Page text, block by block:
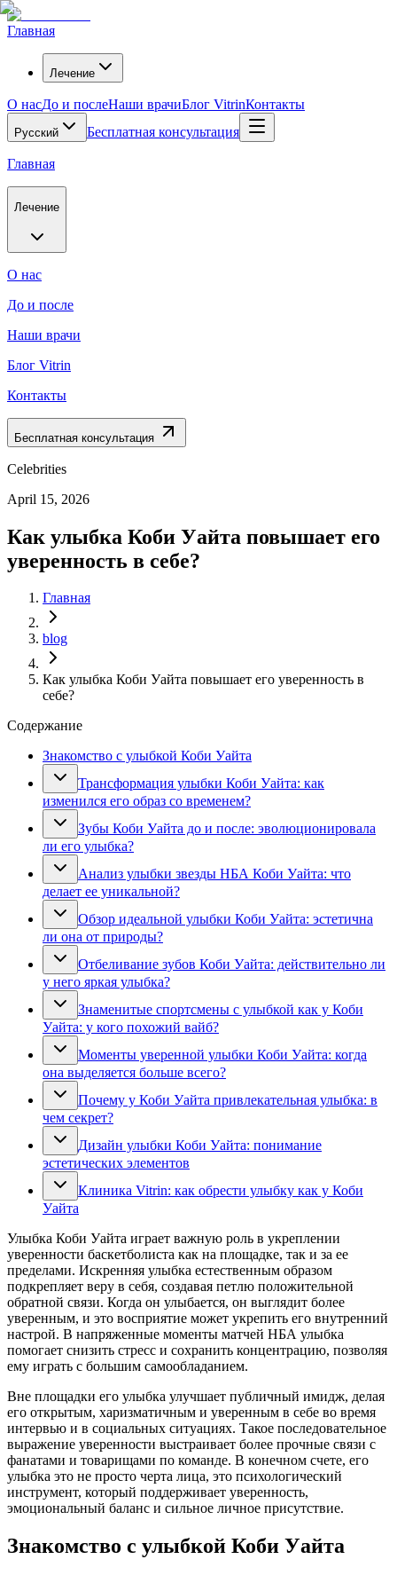
Главная
Лечение
О насДо и послеНаши врачиБлог VitrinКонтакты
Русский Бесплатная консультация
Главная
Лечение
О нас
До и после
Наши врачи
Блог Vitrin
Контакты
Бесплатная консультация
Celebrities
April 15, 2026
Как улыбка Коби Уайта повышает его
уверенность в себе?
Главная
blog
Как улыбка Коби Уайта повышает его уверенность в
себе?
Содержание
Знакомство с улыбкой Коби Уайта
Трансформация улыбки Коби Уайта: как
изменился его образ со временем?
Зубы Коби Уайта до и после: эволюционировала
ли его улыбка?
Анализ улыбки звезды НБА Коби Уайта: что
делает ее уникальной?
Обзор идеальной улыбки Коби Уайта: эстетична
ли она от природы?
Отбеливание зубов Коби Уайта: действительно ли
у него яркая улыбка?
Знаменитые спортсмены с улыбкой как у Коби
Уайта: у кого похожий вайб?
Моменты уверенной улыбки Коби Уайта: когда
она выделяется больше всего?
Почему у Коби Уайта привлекательная улыбка: в
чем секрет?
Дизайн улыбки Коби Уайта: понимание
эстетических элементов
Клиника Vitrin: как обрести улыбку как у Коби
Уайта
Улыбка Коби Уайта играет важную роль в укреплении
уверенности баскетболиста как на площадке, так и за ее
пределами. Искренняя улыбка естественным образом
подкрепляет веру в себя, создавая петлю положительной
обратной связи. Когда он улыбается, он выглядит более
уверенным, и это восприятие может укрепить его внутренний
настрой. В напряженные моменты матчей НБА улыбка
помогает снизить стресс и сохранить концентрацию, позволяя
ему играть с большим самообладанием.
Вне площадки его улыбка улучшает публичный имидж, делая
его открытым, харизматичным и уверенным в себе во время
интервью и в социальных ситуациях. Такое последовательное
выражение уверенности выстраивает более прочные связи с
фанатами и товарищами по команде. В конечном счете, его
улыбка это не просто черта лица, это психологический
инструмент, который поддерживает уверенность,
эмоциональный баланс и сильное личное присутствие.
Знакомство с улыбкой Коби Уайта